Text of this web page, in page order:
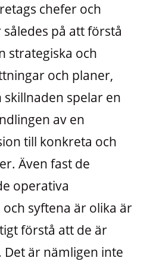
chefer och
på att förstå
strategiska och
och planer,
spelar en
av en
till konkreta och
Även fast de
operativa
syftena är olika är
förstå att de är
Det är nämligen inte